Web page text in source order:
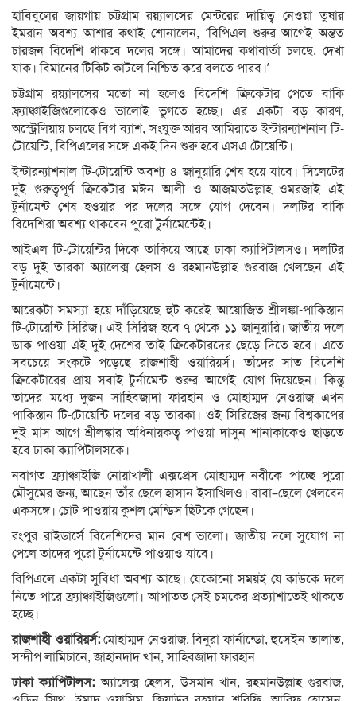
হাবিবুলের জায়গায় চট্টগ্রাম রয়্যালসের মেন্টরের দায়িত্ব নেওয়া তুষার
ইমরান অবশ্য আশার কথাই শোনালেন, ‘বিপিএল শুরুর আগেই অন্তত
চারজন বিদেশি থাকবে দলের সঙ্গে। আমাদের কথাবার্তা চলছে, দেখা
যাক। বিমানের টিকিট কাটলে নিশ্চিত করে বলতে পারব।’
চট্টগ্রাম রয়্যালসের মতো না হলেও বিদেশি ক্রিকেটার পেতে বাকি
ফ্র্যাঞ্চাইজিগুলোকেও ভালোই ভুগতে হচ্ছে। এর একটা বড় কারণ,
অস্ট্রেলিয়ায় চলছে বিগ ব্যাশ, সংযুক্ত আরব আমিরাতে ইন্টারন্যাশনাল টি-
টোয়েন্টি, বিপিএলের সঙ্গে একই দিন শুরু হবে এসএ টোয়েন্টি।
ইন্টারন্যাশনাল টি-টোয়েন্টি অবশ্য ৪ জানুয়ারি শেষ হয়ে যাবে। সিলেটের
দুই গুরুত্বপূর্ণ ক্রিকেটার মঈন আলী ও আজমতউল্লাহ ওমরজাই এই
টুর্নামেন্ট শেষ হওয়ার পর দলের সঙ্গে যোগ দেবেন। দলটির বাকি
বিদেশিরা অবশ্য থাকবেন পুরো টুর্নামেন্টেই।
আইএল টি-টোয়েন্টির দিকে তাকিয়ে আছে ঢাকা ক্যাপিটালসও। দলটির
বড় দুই তারকা অ্যালেক্স হেলস ও রহমানউল্লাহ গুরবাজ খেলছেন এই
টুর্নামেন্টে।
আরেকটা সমস্যা হয়ে দাঁড়িয়েছে হুট করেই আয়োজিত শ্রীলঙ্কা-পাকিস্তান
টি-টোয়েন্টি সিরিজ। এই সিরিজ হবে ৭ থেকে ১১ জানুয়ারি। জাতীয় দলে
ডাক পাওয়া এই দুই দেশের তাই ক্রিকেটারদের ছেড়ে দিতে হবে। এতে
সবচেয়ে সংকটে পড়েছে রাজশাহী ওয়ারিয়র্স। তাঁদের সাত বিদেশি
ক্রিকেটারের প্রায় সবাই টুর্নামেন্ট শুরুর আগেই যোগ দিয়েছেন। কিন্তু
তাদের মধ্যে দুজন সাহিবজাদা ফারহান ও মোহাম্মদ নেওয়াজ এখন
পাকিস্তান টি-টোয়েন্টি দলের বড় তারকা। ওই সিরিজের জন্য বিশ্বকাপের
দুই মাস আগে শ্রীলঙ্কার অধিনায়কত্ব পাওয়া দাসুন শানাকাকেও ছাড়তে
হবে ঢাকা ক্যাপিটালসকে।
নবাগত ফ্র্যাঞ্চাইজি নোয়াখালী এক্সপ্রেস মোহাম্মদ নবীকে পাচ্ছে পুরো
মৌসুমের জন্য, আছেন তাঁর ছেলে হাসান ইসাখিলও। বাবা–ছেলে খেলবেন
একসঙ্গে। চোট পাওয়ায় কুশল মেন্ডিস ছিটকে গেছেন।
রংপুর রাইডার্সে বিদেশিদের মান বেশ ভালো। জাতীয় দলে সুযোগ না
পেলে তাদের পুরো টুর্নামেন্টে পাওয়াও যাবে।
বিপিএলে একটা সুবিধা অবশ্য আছে। যেকোনো সময়ই যে কাউকে দলে
নিতে পারে ফ্র্যাঞ্চাইজিগুলো। আপাতত সেই চমকের প্রত্যাশাতেই থাকতে
হচ্ছে।
রাজশাহী ওয়ারিয়র্স:মোহাম্মদ নেওয়াজ, বিনুরা ফার্নান্ডো, হুসেইন তালাত,
সন্দীপ লামিচানে, জাহানদাদ খান, সাহিবজাদা ফারহান
ঢাকা ক্যাপিটালস: অ্যালেক্স হেলস, উসমান খান, রহমানউল্লাহ গুরবাজ,